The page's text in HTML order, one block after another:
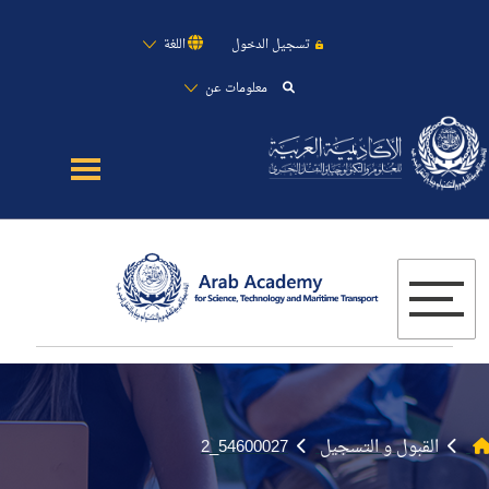
تسجيل الدخول
اللغة
معلومات عن
عن الأكاديمية
القبول
الدراسات الأكاديمية
البحث العلمي
التدريب وخدمة المجتمع
القبول و التسجيل 54600027_2